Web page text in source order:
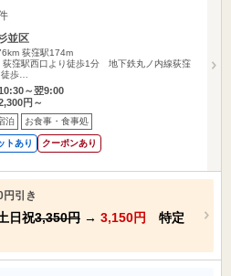
並区
荻窪駅174m
窪駅西口より徒歩1分 地下鉄丸ノ内線荻窪
歩…
～翌9:00
円～
泊 お食事・食事処
トあり クーポンあり
引き
日祝3,350円 → 3,150円
特定